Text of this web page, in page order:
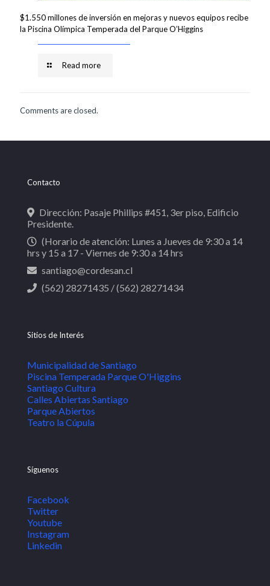
$1.550 millones de inversión en mejoras y nuevos equipos recibe
la Piscina Olímpica Temperada del Parque O’Higgins
Read more
Comments are closed.
Contacto
Dirección: Pasaje Phillips #451, 3er piso, Edificio
Presidente.
(Horario de atención: Lunes a Jueves de 9:30 a 14
hrs y 15 a 17 - Viernes de 9:30 a 14 hrs
santiago@cordesan.cl
(562) 28271435 / (562) 28271434
Sitios de Interés
Municipalidad de Santiago
Piscina Temperada Parque O'Higgins
Santiago Cultura
Calles Abiertas Santiago
Parque Abiertos
Teatro la Cúpula
Síguenos
Facebook
Twitter
Youtube
Instagram
Linkedin